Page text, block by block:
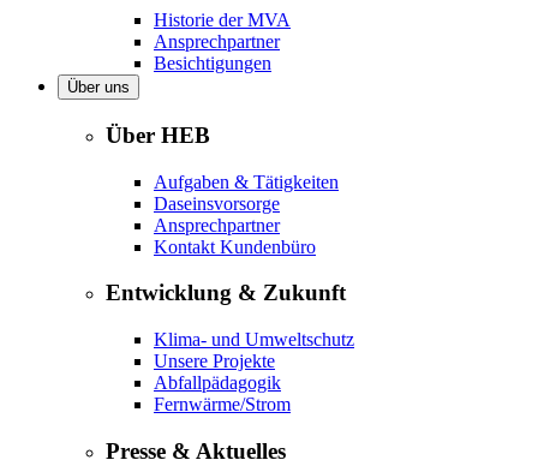
Historie der MVA
Ansprechpartner
Besichtigungen
Über uns
Über HEB
Aufgaben & Tätigkeiten
Daseinsvorsorge
Ansprechpartner
Kontakt Kundenbüro
Entwicklung & Zukunft
Klima- und Umweltschutz
Unsere Projekte
Abfallpädagogik
Fernwärme/Strom
Presse & Aktuelles